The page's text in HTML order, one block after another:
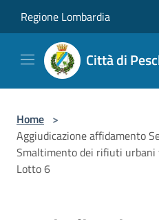
Regione Lombardia
Città di
Home >
Aggiudicazione affidamento
Smaltimento dei rifiuti urbani
Lotto 6